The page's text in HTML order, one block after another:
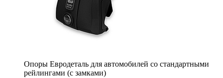
Опоры Евродеталь для автомобилей со стандартными
рейлингами (с замками)